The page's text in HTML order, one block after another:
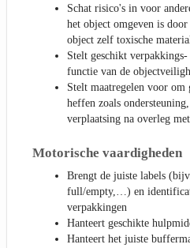
Schat risico's in voor
het object omgeven is
object zelf toxische
Stelt geschikt
functie van de
Stelt maatregelen voor om
heffen zoals
verplaatsing na overleg
Motorische vaardigheden
Brengt de juiste labels
full/empty,…) en
verpakkingen
Hanteert geschikte
Hanteert het juiste